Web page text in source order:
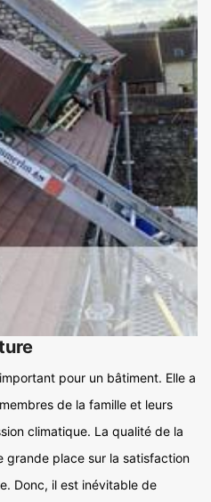
pour un bâtiment. Elle a
de la famille et leurs
climatique. La qualité de la
grande place sur la satisfaction
Donc, il est inévitable de